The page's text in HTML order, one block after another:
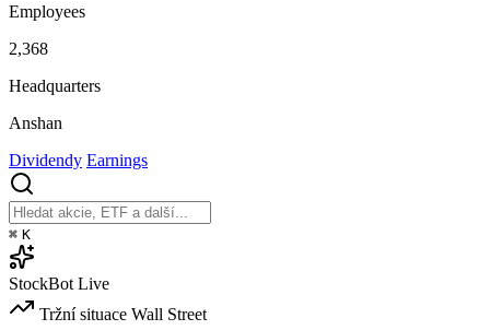
Employees
2,368
Headquarters
Anshan
Dividendy Earnings
⌘ K
StockBot Live
Tržní situace Wall Street